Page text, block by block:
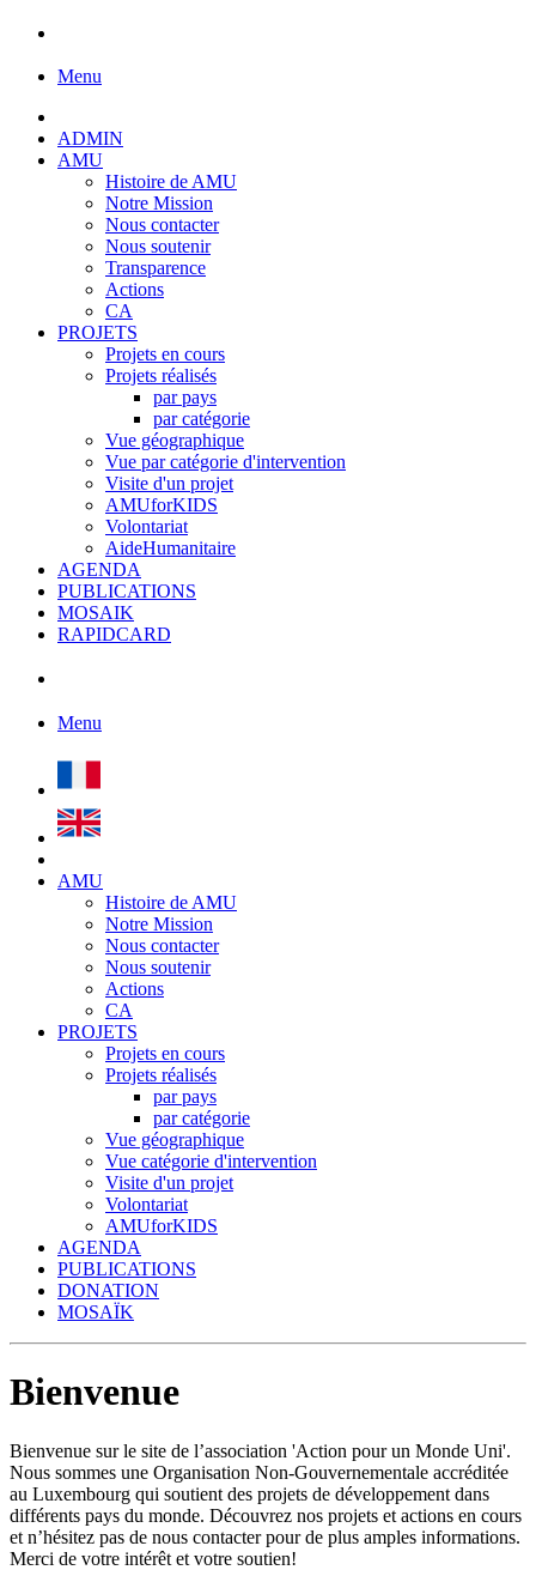
Menu
ADMIN
AMU
Histoire de AMU
Notre Mission
Nous contacter
Nous soutenir
Transparence
Actions
CA
PROJETS
Projets en cours
Projets réalisés
par pays
par catégorie
Vue géographique
Vue par catégorie d'intervention
Visite d'un projet
AMUforKIDS
Volontariat
AideHumanitaire
AGENDA
PUBLICATIONS
MOSAIK
RAPIDCARD
Menu
AMU
Histoire de AMU
Notre Mission
Nous contacter
Nous soutenir
Actions
CA
PROJETS
Projets en cours
Projets réalisés
par pays
par catégorie
Vue géographique
Vue catégorie d'intervention
Visite d'un projet
Volontariat
AMUforKIDS
AGENDA
PUBLICATIONS
DONATION
MOSAÏK
Bienvenue
Bienvenue sur le site de l’association 'Action pour un Monde Uni'.
Nous sommes une Organisation Non-Gouvernementale accréditée
au Luxembourg qui soutient des projets de développement dans
différents pays du monde. Découvrez nos projets et actions en cours
et n’hésitez pas de nous contacter pour de plus amples informations.
Merci de votre intérêt et votre soutien!